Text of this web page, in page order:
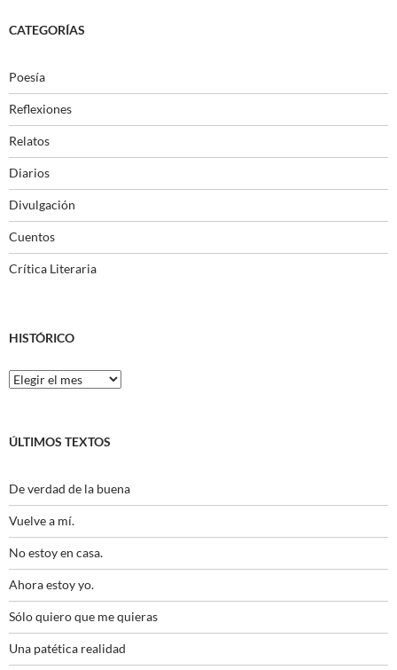
CATEGORÍAS
Poesía
Reflexiones
Relatos
Diarios
Divulgación
Cuentos
Crítica Literaria
HISTÓRICO
Histórico
ÚLTIMOS TEXTOS
De verdad de la buena
Vuelve a mí.
No estoy en casa.
Ahora estoy yo.
Sólo quiero que me quieras
Una patética realidad